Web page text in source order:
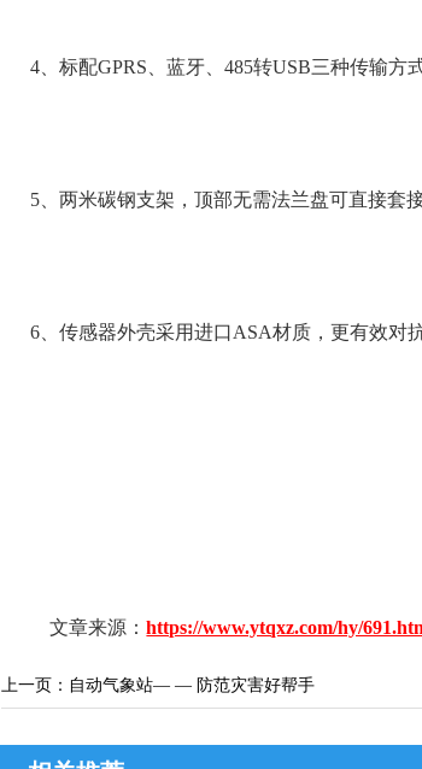
4、标配GPRS、蓝牙、485转USB三种传输方
5、两米碳钢支架，顶部无需法兰盘可直接套
6、传感器外壳采用进口ASA材质，更有效对
文章来源：https://www.ytqxz.com/hy/
上一页： 自动气象站— — 防范灾害好帮手